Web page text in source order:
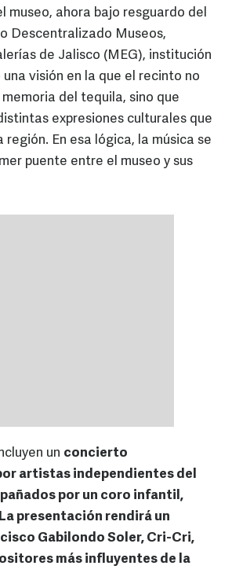
museo, ahora bajo resguardo del
Descentralizado Museos,
de Jalisco (MEG), institución
visión en la que el recinto no
del tequila, sino que
expresiones culturales que
región. En esa lógica, la música se
puente entre el museo y sus
un concierto
artistas independientes del
por un coro infantil,
presentación rendirá un
Gabilondo Soler, Cri-Cri,
más influyentes de la